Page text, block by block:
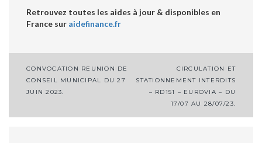
Retrouvez toutes les aides à jour & disponibles en
France sur aidefinance.fr
Navigation
de
CONVOCATION REUNION DE
CONSEIL MUNICIPAL DU 27
JUIN 2023.
CIRCULATION ET
STATIONNEMENT INTERDITS
– RD151 – EUROVIA – DU
17/07 AU 28/07/23.